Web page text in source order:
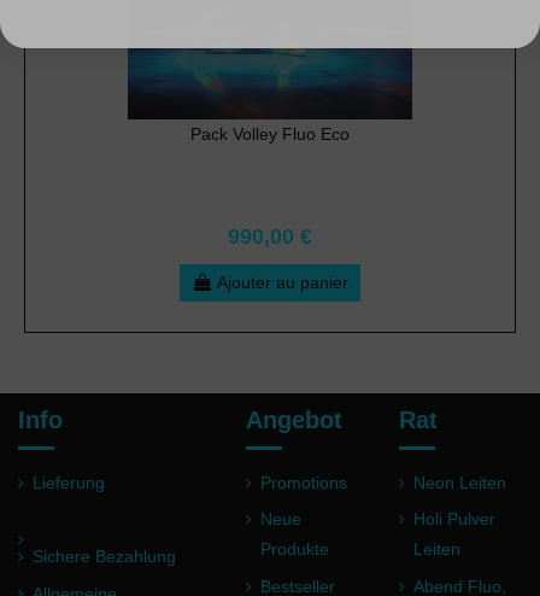
Pack Volley Fluo Eco
990,00 €
Ajouter au panier
Info
Lieferung
Sichere Bezahlung
Angebot
Promotions
Neue
Produkte
Bestseller
Rat
Neon Leiten
Holi Pulver
Leiten
Abend Fluo,